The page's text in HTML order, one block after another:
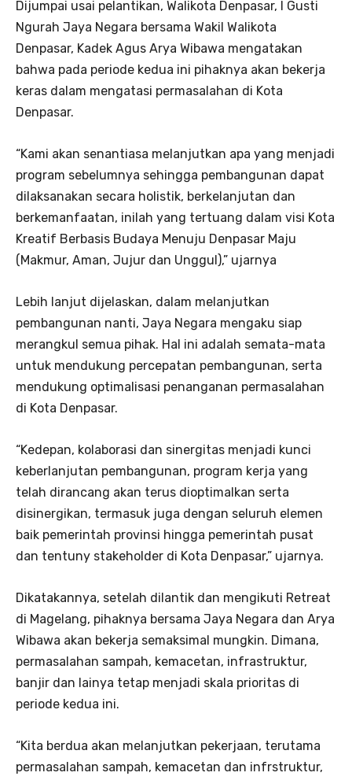
Dijumpai usai pelantikan, Walikota Denpasar, I Gusti
Ngurah Jaya Negara bersama Wakil Walikota
Denpasar, Kadek Agus Arya Wibawa mengatakan
bahwa pada periode kedua ini pihaknya akan bekerja
keras dalam mengatasi permasalahan di Kota
Denpasar.
“Kami akan senantiasa melanjutkan apa yang menjadi
program sebelumnya sehingga pembangunan dapat
dilaksanakan secara holistik, berkelanjutan dan
berkemanfaatan, inilah yang tertuang dalam visi Kota
Kreatif Berbasis Budaya Menuju Denpasar Maju
(Makmur, Aman, Jujur dan Unggul),” ujarnya
Lebih lanjut dijelaskan, dalam melanjutkan
pembangunan nanti, Jaya Negara mengaku siap
merangkul semua pihak. Hal ini adalah semata-mata
untuk mendukung percepatan pembangunan, serta
mendukung optimalisasi penanganan permasalahan
di Kota Denpasar.
“Kedepan, kolaborasi dan sinergitas menjadi kunci
keberlanjutan pembangunan, program kerja yang
telah dirancang akan terus dioptimalkan serta
disinergikan, termasuk juga dengan seluruh elemen
baik pemerintah provinsi hingga pemerintah pusat
dan tentuny stakeholder di Kota Denpasar,” ujarnya.
Dikatakannya, setelah dilantik dan mengikuti Retreat
di Magelang, pihaknya bersama Jaya Negara dan Arya
Wibawa akan bekerja semaksimal mungkin. Dimana,
permasalahan sampah, kemacetan, infrastruktur,
banjir dan lainya tetap menjadi skala prioritas di
periode kedua ini.
“Kita berdua akan melanjutkan pekerjaan, terutama
permasalahan sampah, kemacetan dan infrstruktur,